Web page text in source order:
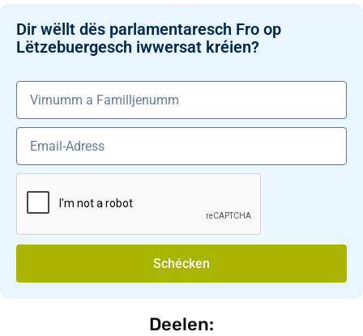
Dir wëllt dës parlamentaresch Fro op
Lëtzebuergesch iwwersat kréien?
Schécken
Deelen: